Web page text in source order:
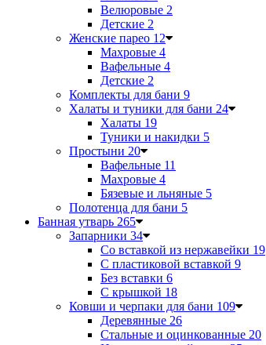
Велюровые 2
Детские 2
Женские парео 12
Махровые 4
Вафельные 4
Детские 2
Комплекты для бани 9
Халаты и туники для бани 24
Халаты 19
Туники и накидки 5
Простыни 20
Вафельные 11
Махровые 4
Бязевые и льняные 5
Полотенца для бани 5
Банная утварь 265
Запарники 34
Со вставкой из нержавейки 19
С пластиковой вставкой 9
Без вставки 6
С крышкой 18
Ковши и черпаки для бани 109
Деревянные 26
Стальные и оцинкованные 20